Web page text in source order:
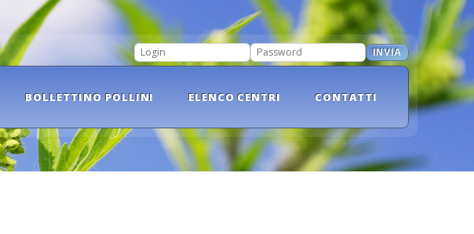
LOGIN
PASSWORD
INVIA
BOLLETTINO POLLINI ELENCO CENTRI CONTATTI